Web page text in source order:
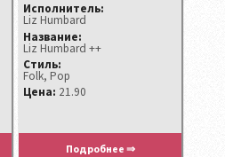
Исполнитель:
Liz Humbard
Название:
Liz Humbard ++
Стиль:
Folk, Pop
Цена: 21.90
Подробнее ⇒